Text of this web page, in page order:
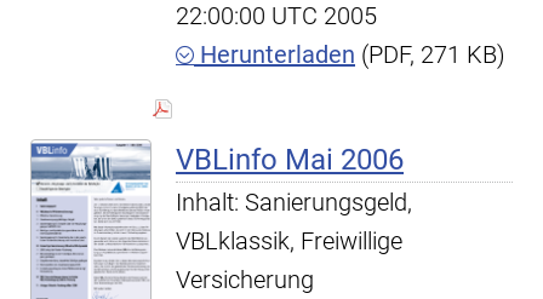
22:00:00 UTC 2005
Herunterladen (PDF, 271 KB)
VBLinfo Mai 2006
Inhalt: Sanierungsgeld,
VBLklassik, Freiwillige
Versicherung